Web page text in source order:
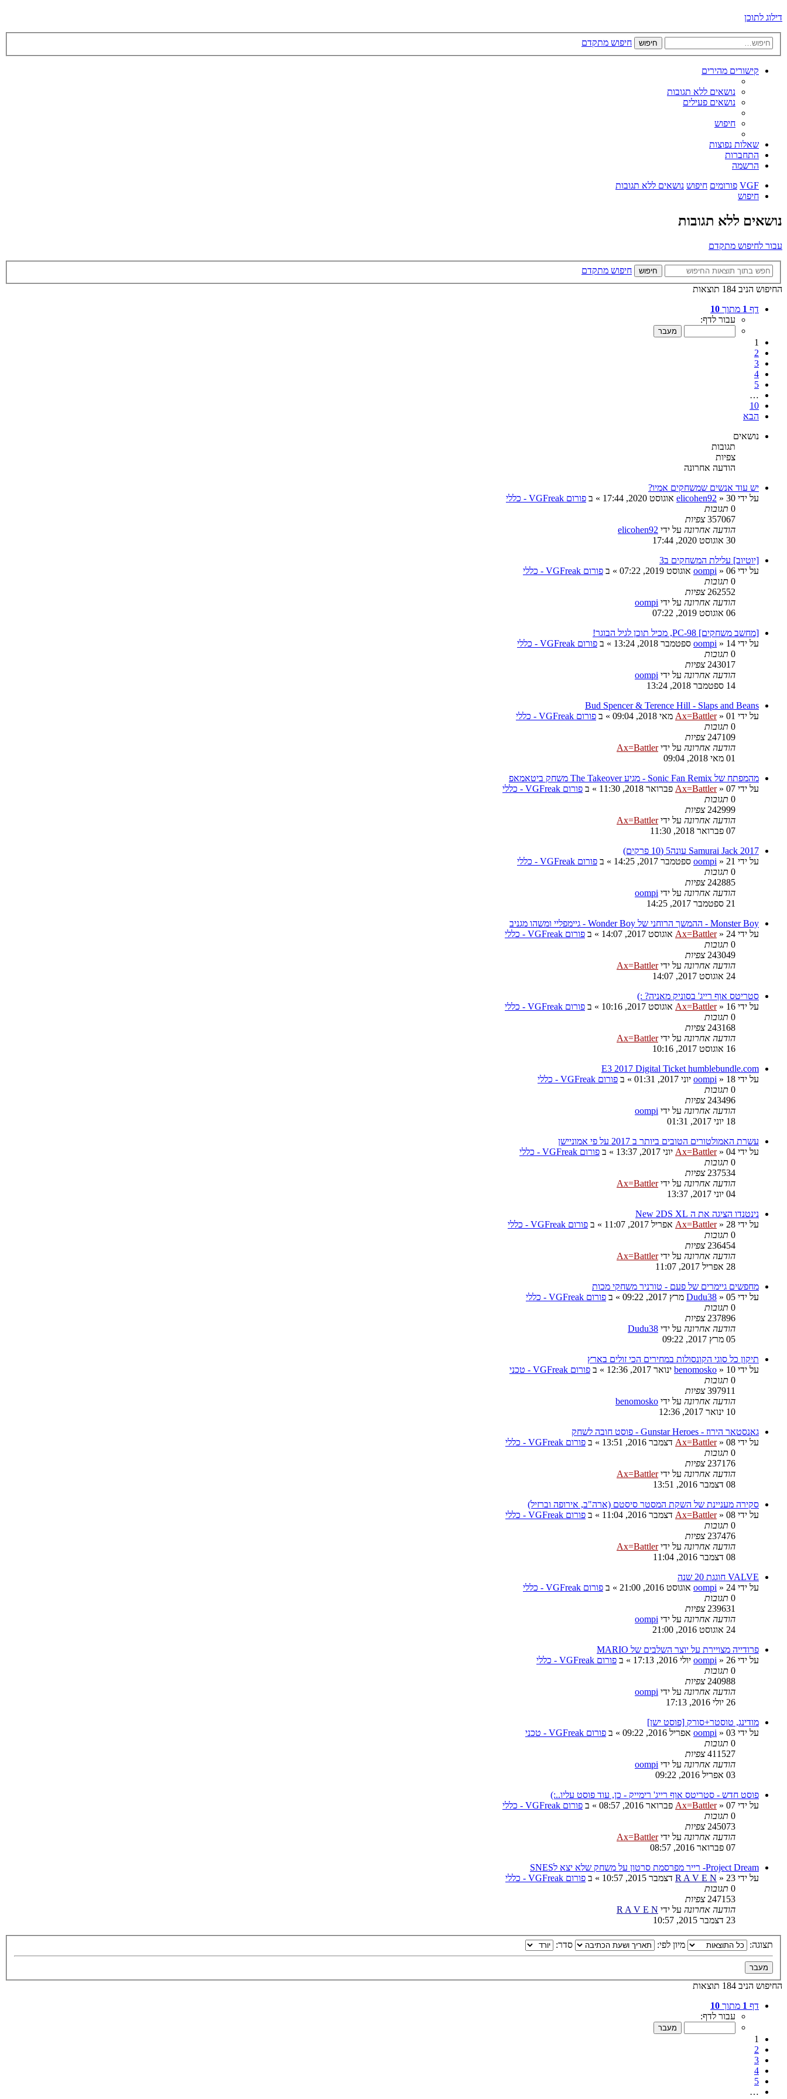
דילוג לתוכן
חיפוש חיפוש מתקדם
קישורים מהירים
נושאים ללא תגובות
נושאים פעילים
חיפוש
שאלות נפוצות
התחברות
הרשמה
VGF פורומים חיפוש נושאים ללא תגובות
חיפוש
נושאים ללא תגובות
עבור לחיפוש מתקדם
חיפוש
חיפוש מתקדם
החיפוש הניב 184 תוצאות
דף 1 מתוך 10
עבור לדף:
1
2
3
4
5
…
10
הבא
נושאים
תגובות
צפיות
הודעה אחרונה
יש עוד אנשים שמשחקים אמיו?
על ידי
elicohen92 » 30 אוגוסט 2020, 17:44 » ב פורום VGFreak - כללי
0 תגובות
357067 צפיות
הודעה אחרונה על ידי elicohen92
30 אוגוסט 2020, 17:44
[יוטיוב] עלילת המשחקים ב3
על ידי
oompi » 06 אוגוסט 2019, 07:22 » ב פורום VGFreak - כללי
0 תגובות
262552 צפיות
הודעה אחרונה על ידי oompi
06 אוגוסט 2019, 07:22
[מחשב משחקים] PC-98, מכיל תוכן לגיל הבוגר!
על ידי
oompi » 14 ספטמבר 2018, 13:24 » ב פורום VGFreak - כללי
0 תגובות
243017 צפיות
הודעה אחרונה על ידי oompi
14 ספטמבר 2018, 13:24
Bud Spencer & Terence Hill - Slaps and Beans
על ידי
Ax=Battler» 01 מאי 2018, 09:04 » ב פורום VGFreak - כללי
0 תגובות
247109 צפיות
הודעה אחרונה על ידיAx=Battler
01 מאי 2018, 09:04
מהמפתח של Sonic Fan Remix - מגיע The Takeover משחק ביטאמאפ
על ידי
Ax=Battler» 07 פברואר 2018, 11:30 » ב פורום VGFreak - כללי
0 תגובות
242999 צפיות
הודעה אחרונה על ידיAx=Battler
07 פברואר 2018, 11:30
Samurai Jack 2017 עונה5 (10 פרקים)
על ידי
oompi » 21 ספטמבר 2017, 14:25 » ב פורום VGFreak - כללי
0 תגובות
242885 צפיות
הודעה אחרונה על ידי oompi
21 ספטמבר 2017, 14:25
Monster Boy - ההמשך הרוחני של Wonder Boy - גיימפליי ומשהו מגניב
על ידי
Ax=Battler» 24 אוגוסט 2017, 14:07 » ב פורום VGFreak - כללי
0 תגובות
243049 צפיות
הודעה אחרונה על ידיAx=Battler
24 אוגוסט 2017, 14:07
סטריטס אוף רייג' בסוניק מאניה? :)
על ידי
Ax=Battler» 16 אוגוסט 2017, 10:16 » ב פורום VGFreak - כללי
0 תגובות
243168 צפיות
הודעה אחרונה על ידיAx=Battler
16 אוגוסט 2017, 10:16
E3 2017 Digital Ticket humblebundle.com
על ידי
oompi » 18 יוני 2017, 01:31 » ב פורום VGFreak - כללי
0 תגובות
243496 צפיות
הודעה אחרונה על ידי oompi
18 יוני 2017, 01:31
עשרת האמולטורים הטובים ביותר ב 2017 על פי אמוניישן
על ידי
Ax=Battler» 04 יוני 2017, 13:37 » ב פורום VGFreak - כללי
0 תגובות
237534 צפיות
הודעה אחרונה על ידיAx=Battler
04 יוני 2017, 13:37
נינטנדו הציגה את ה New 2DS XL
על ידי
Ax=Battler» 28 אפריל 2017, 11:07 » ב פורום VGFreak - כללי
0 תגובות
236454 צפיות
הודעה אחרונה על ידיAx=Battler
28 אפריל 2017, 11:07
מחפשים גיימרים של פעם - טורניר משחקי מכות
על ידי
Dudu38 » 05 מרץ 2017, 09:22 » ב פורום VGFreak - כללי
0 תגובות
237896 צפיות
הודעה אחרונה על ידי Dudu38
05 מרץ 2017, 09:22
תיקון כל סוגי הקונסולות במחירים הכי זולים בארץ
על ידי
benomosko » 10 ינואר 2017, 12:36 » ב פורום VGFreak - טכני
0 תגובות
397911 צפיות
הודעה אחרונה על ידי benomosko
10 ינואר 2017, 12:36
גאנסטאר הירוז - Gunstar Heroes - פוסט חובה לשחק
על ידי
Ax=Battler» 08 דצמבר 2016, 13:51 » ב פורום VGFreak - כללי
0 תגובות
237176 צפיות
הודעה אחרונה על ידיAx=Battler
08 דצמבר 2016, 13:51
סקירה מעניינת של השקת המסטר סיסטם (ארה"ב, אירופה וברזיל)
על ידי
Ax=Battler» 08 דצמבר 2016, 11:04 » ב פורום VGFreak - כללי
0 תגובות
237476 צפיות
הודעה אחרונה על ידיAx=Battler
08 דצמבר 2016, 11:04
VALVE חוגגת 20 שנה
על ידי
oompi » 24 אוגוסט 2016, 21:00 » ב פורום VGFreak - כללי
0 תגובות
239631 צפיות
הודעה אחרונה על ידי oompi
24 אוגוסט 2016, 21:00
פרודייה מצויירת על יוצר השלבים של MARIO
על ידי
oompi » 26 יולי 2016, 17:13 » ב פורום VGFreak - כללי
0 תגובות
240988 צפיות
הודעה אחרונה על ידי oompi
26 יולי 2016, 17:13
מודינג, טוסטר+סורק [פוסט ישן]
על ידי
oompi » 03 אפריל 2016, 09:22 » ב פורום VGFreak - טכני
0 תגובות
411527 צפיות
הודעה אחרונה על ידי oompi
03 אפריל 2016, 09:22
פוסט חדש - סטריטס אוף רייג' רימייק - כן, עוד פוסט עליו..:)
על ידי
Ax=Battler» 07 פברואר 2016, 08:57 » ב פורום VGFreak - כללי
0 תגובות
245073 צפיות
הודעה אחרונה על ידיAx=Battler
07 פברואר 2016, 08:57
Project Dream- רייר מפרסמת סרטון על משחק שלא יצא לSNES
על ידי
R A V E N » 23 דצמבר 2015, 10:57 » ב פורום VGFreak - כללי
0 תגובות
247153 צפיות
הודעה אחרונה על ידי R A V E N
23 דצמבר 2015, 10:57
תצוגה: מיון לפי: סדר:
החיפוש הניב 184 תוצאות
דף 1 מתוך 10
עבור לדף:
1
2
3
4
5
…